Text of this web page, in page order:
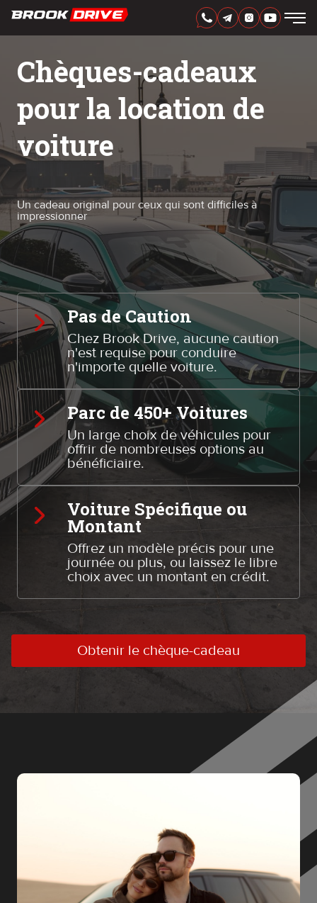
FRANÇAIS AED
PÉRIODE DE LOCATION
MEILLEURES OFFRES
CERTIFICATES
AVIS
PARTENARIAT
LOUEZ-POSSÉDEZ
info@brook-drive.rent
+ 971 52 193 88 88
+ 7 925 283 88 88
Chèques-cadeaux
pour la location de
voiture
Un cadeau original pour ceux qui sont difficiles à
impressionner
Pas de Caution
Chez Brook Drive, aucune caution
n'est requise pour conduire
n'importe quelle voiture.
Parc de 450+ Voitures
Un large choix de véhicules pour
offrir de nombreuses options au
bénéficiaire.
Voiture Spécifique ou
Montant
Offrez un modèle précis pour une
journée ou plus, ou laissez le libre
choix avec un montant en crédit.
Obtenir le chèque-cadeau